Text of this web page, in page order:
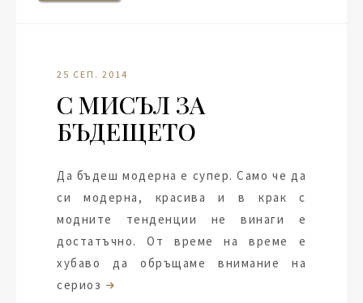
25 СЕП. 2014
С МИСЪЛ ЗА
БЪДЕЩЕТО
Да бъдеш модерна е супер. Само че да
си модерна, красива и в крак с
модните тенденции не винаги е
достатъчно. От време на време е
хубаво да обръщаме внимание на
сериоз